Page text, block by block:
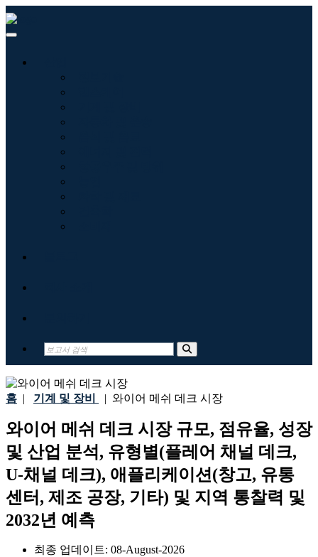
홈 | 기계 및 장비 | 와이어 메쉬 데크 시장
와이어 메쉬 데크 시장 규모, 점유율, 성장
및 산업 분석, 유형별(플레어 채널 데크,
U-채널 데크), 애플리케이션(창고, 유통
센터, 제조 공장, 기타) 및 지역 통찰력 및
2032년 예측
최종 업데이트: 08-August-2026